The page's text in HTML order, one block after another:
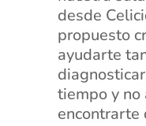
desde
propuesto
ayudarte
tiempo y no
encontrarte